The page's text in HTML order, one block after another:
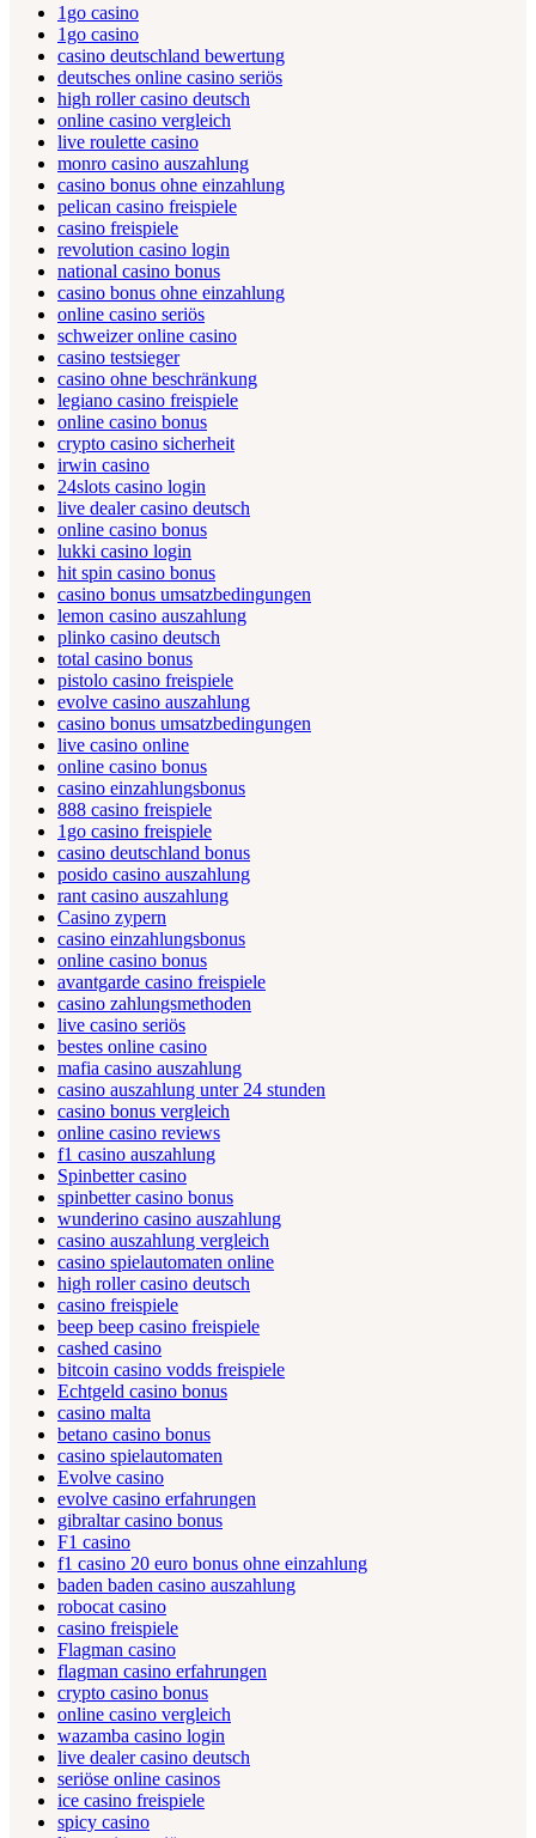
1go casino
1go casino
casino deutschland bewertung
deutsches online casino seriös
high roller casino deutsch
online casino vergleich
live roulette casino
monro casino auszahlung
casino bonus ohne einzahlung
pelican casino freispiele
casino freispiele
revolution casino login
national casino bonus
casino bonus ohne einzahlung
online casino seriös
schweizer online casino
casino testsieger
casino ohne beschränkung
legiano casino freispiele
online casino bonus
crypto casino sicherheit
irwin casino
24slots casino login
live dealer casino deutsch
online casino bonus
lukki casino login
hit spin casino bonus
casino bonus umsatzbedingungen
lemon casino auszahlung
plinko casino deutsch
total casino bonus
pistolo casino freispiele
evolve casino auszahlung
casino bonus umsatzbedingungen
live casino online
online casino bonus
casino einzahlungsbonus
888 casino freispiele
1go casino freispiele
casino deutschland bonus
posido casino auszahlung
rant casino auszahlung
Casino zypern
casino einzahlungsbonus
online casino bonus
avantgarde casino freispiele
casino zahlungsmethoden
live casino seriös
bestes online casino
mafia casino auszahlung
casino auszahlung unter 24 stunden
casino bonus vergleich
online casino reviews
f1 casino auszahlung
Spinbetter casino
spinbetter casino bonus
wunderino casino auszahlung
casino auszahlung vergleich
casino spielautomaten online
high roller casino deutsch
casino freispiele
beep beep casino freispiele
cashed casino
bitcoin casino vodds freispiele
Echtgeld casino bonus
casino malta
betano casino bonus
casino spielautomaten
Evolve casino
evolve casino erfahrungen
gibraltar casino bonus
F1 casino
f1 casino 20 euro bonus ohne einzahlung
baden baden casino auszahlung
robocat casino
casino freispiele
Flagman casino
flagman casino erfahrungen
crypto casino bonus
online casino vergleich
wazamba casino login
live dealer casino deutsch
seriöse online casinos
ice casino freispiele
spicy casino